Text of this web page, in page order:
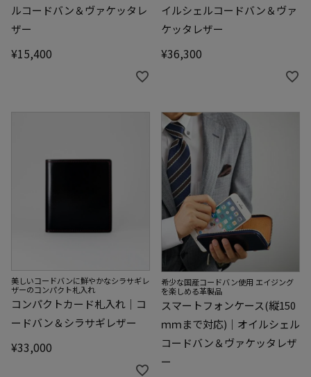
ルコードバン＆ヴァケッタレ
ザー
¥15,400
イルシェルコードバン＆ヴァ
ケッタレザー
¥36,300
美しいコードバンに鮮やかなシラサギレ
ザーのコンパクト札入れ
コンパクトカード札入れ｜コ
ードバン＆シラサギレザー
¥33,000
希少な国産コードバン使用 エイジング
を楽しめる革製品
スマートフォンケース(縦150
ｍｍまで対応)｜オイルシェル
コードバン＆ヴァケッタレザ
ー